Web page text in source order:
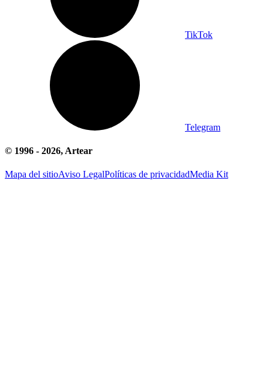
TikTok
Telegram
© 1996 - 2026, Artear
Mapa del sitioAviso LegalPolíticas de privacidadMedia Kit